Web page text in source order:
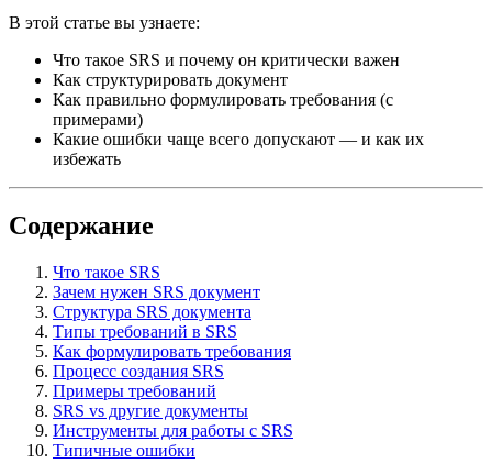
В этой статье вы узнаете:
Что такое SRS и почему он критически важен
Как структурировать документ
Как правильно формулировать требования (с
примерами)
Какие ошибки чаще всего допускают — и как их
избежать
Содержание
Что такое SRS
Зачем нужен SRS документ
Структура SRS документа
Типы требований в SRS
Как формулировать требования
Процесс создания SRS
Примеры требований
SRS vs другие документы
Инструменты для работы с SRS
Типичные ошибки